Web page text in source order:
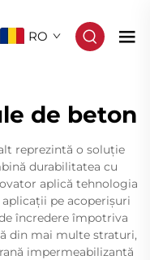
RO
de beton
reprezintă o soluție
durabilitatea cu
aplică tehnologia
pe acoperișuri
încredere împotriva
din mai multe straturi,
impermeabilizantă